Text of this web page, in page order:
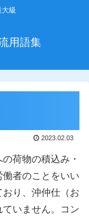
級
用語集
2023.02.03
荷物の積込み・
者のことをいい
り、沖仲仕（お
いません。コン